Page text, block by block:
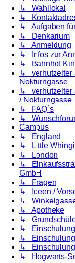
↳ Wahllokal
↳
↳ Aufgaben
↳ Denkarium
↳ Anmeldung
↳ Infos zur
↳ Bahnhof
↳ verhutzelter
Nokturngasse
↳ verhutzelter
/ Nokturngasse
↳ FAQ`s
↳
Campus
↳ England
↳ Little
↳ London
↳
GmbH
↳ Fragen
↳ Ideen /
↳
↳ Apotheke
↳
↳ Einschulung
↳ Einschulung
↳ Einschulung
↳ Hogwarts-